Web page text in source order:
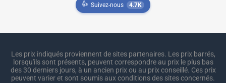
👍 Suivez-nous 4.7K
Les prix indiqués proviennent de sites partenaires. Les prix barrés,
lorsqu'ils sont présents, peuvent correspondre au prix le plus bas
des 30 derniers jours, à un ancien prix ou au prix conseillé. Ces prix
peuvent varier et sont soumis aux conditions des sites concernés.